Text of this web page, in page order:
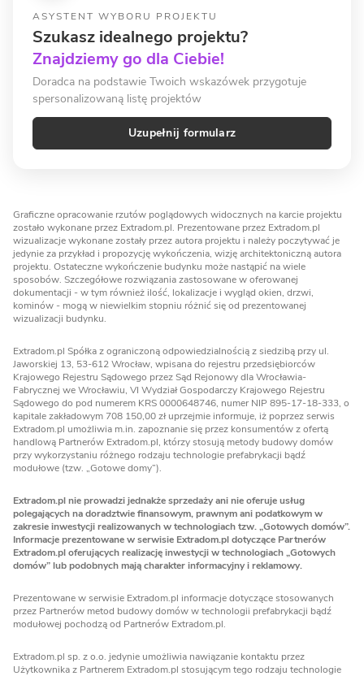
ASYSTENT WYBORU PROJEKTU
Szukasz idealnego projektu?
Znajdziemy go dla Ciebie!
Doradca na podstawie Twoich wskazówek przygotuje
spersonalizowaną listę projektów
Uzupełnij formularz
Graficzne opracowanie rzutów poglądowych widocznych na karcie projektu
zostało wykonane przez Extradom.pl. Prezentowane przez Extradom.pl
wizualizacje wykonane zostały przez autora projektu i należy poczytywać je
jedynie za przykład i propozycję wykończenia, wizję architektoniczną autora
projektu. Ostateczne wykończenie budynku może nastąpić na wiele
sposobów. Szczegółowe rozwiązania zastosowane w oferowanej
dokumentacji - w tym również ilość, lokalizacje i wygląd okien, drzwi,
kominów - mogą w niewielkim stopniu różnić się od prezentowanej
wizualizacji budynku.
Extradom.pl Spółka z ograniczoną odpowiedzialnością z siedzibą przy ul.
Jaworskiej 13, 53-612 Wrocław, wpisana do rejestru przedsiębiorców
Krajowego Rejestru Sądowego przez Sąd Rejonowy dla Wrocławia-
Fabrycznej we Wrocławiu, VI Wydział Gospodarczy Krajowego Rejestru
Sądowego do pod numerem KRS 0000648746, numer NIP 895-17-18-333, o
kapitale zakładowym 708 150,00 zł uprzejmie informuje, iż poprzez serwis
Extradom.pl umożliwia m.in. zapoznanie się przez konsumentów z ofertą
handlową Partnerów Extradom.pl, którzy stosują metody budowy domów
przy wykorzystaniu różnego rodzaju technologie prefabrykacji bądź
modułowe (tzw. „Gotowe domy”).
Extradom.pl nie prowadzi jednakże sprzedaży ani nie oferuje usług
polegających na doradztwie finansowym, prawnym ani podatkowym w
zakresie inwestycji realizowanych w technologiach tzw. „Gotowych domów”.
Informacje prezentowane w serwisie Extradom.pl dotyczące Partnerów
Extradom.pl oferujących realizację inwestycji w technologiach „Gotowych
domów” lub podobnych mają charakter informacyjny i reklamowy.
Prezentowane w serwisie Extradom.pl informacje dotyczące stosowanych
przez Partnerów metod budowy domów w technologii prefabrykacji bądź
modułowej pochodzą od Partnerów Extradom.pl.
Extradom.pl sp. z o.o. jedynie umożliwia nawiązanie kontaktu przez
Użytkownika z Partnerem Extradom.pl stosującym tego rodzaju technologie